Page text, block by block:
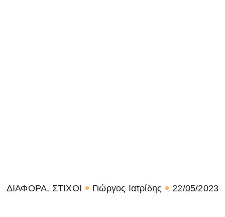
ΔΙΑΦΟΡΑ, ΣΤΙΧΟΙ Γιώργος Ιατρίδης 22/05/2023